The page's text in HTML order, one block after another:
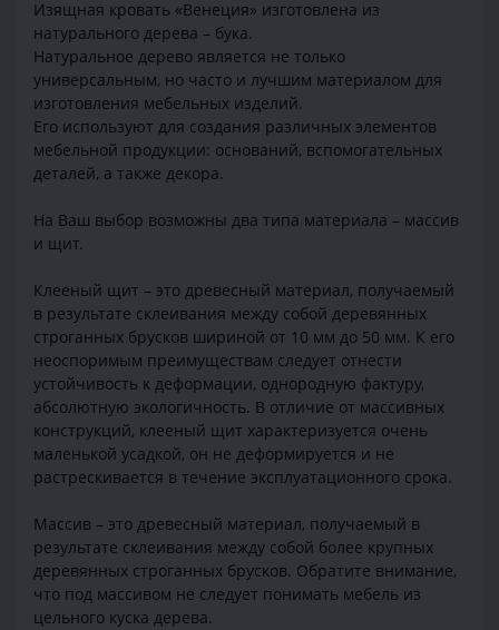
Изящная кровать «Венеция» изготовлена из
натурального дерева – бука.
Натуральное дерево является не только
универсальным, но часто и лучшим материалом для
изготовления мебельных изделий.
Его используют для создания различных элементов
мебельной продукции: оснований, вспомогательных
деталей, а также декора.
На Ваш выбор возможны два типа материала – массив
и щит.
Клееный щит – это древесный материал, получаемый
в результате склеивания между собой деревянных
строганных брусков шириной от 10 мм до 50 мм. К его
неоспоримым преимуществам следует отнести
устойчивость к деформации, однородную фактуру,
абсолютную экологичность. В отличие от массивных
конструкций, клееный щит характеризуется очень
маленькой усадкой, он не деформируется и не
растрескивается в течение эксплуатационного срока.
Массив – это древесный материал, получаемый в
результате склеивания между собой более крупных
деревянных строганных брусков. Обратите внимание,
что под массивом не следует понимать мебель из
цельного куска дерева.